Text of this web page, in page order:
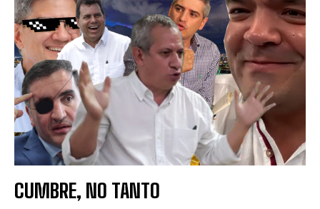
CUMBRE, NO TANTO